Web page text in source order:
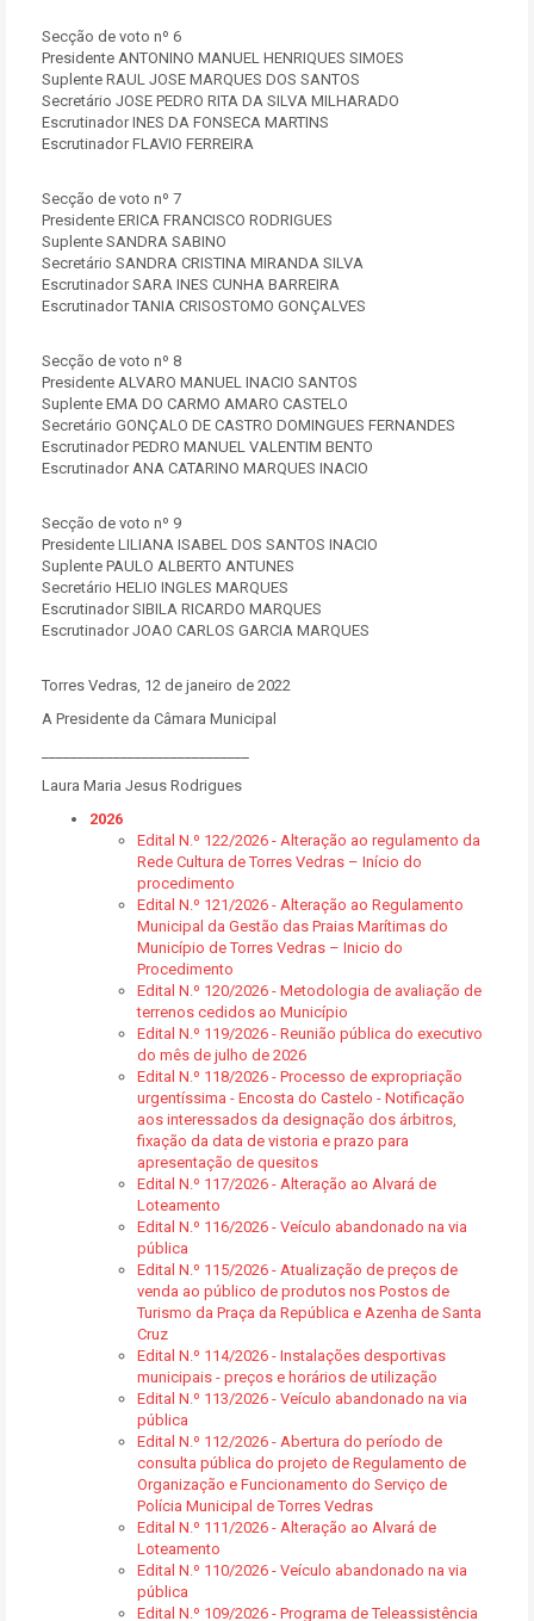
Secção de voto nº 6
Presidente ANTONINO MANUEL HENRIQUES SIMOES
Suplente RAUL JOSE MARQUES DOS SANTOS
Secretário JOSE PEDRO RITA DA SILVA MILHARADO
Escrutinador INES DA FONSECA MARTINS
Escrutinador FLAVIO FERREIRA
Secção de voto nº 7
Presidente ERICA FRANCISCO RODRIGUES
Suplente SANDRA SABINO
Secretário SANDRA CRISTINA MIRANDA SILVA
Escrutinador SARA INES CUNHA BARREIRA
Escrutinador TANIA CRISOSTOMO GONÇALVES
Secção de voto nº 8
Presidente ALVARO MANUEL INACIO SANTOS
Suplente EMA DO CARMO AMARO CASTELO
Secretário GONÇALO DE CASTRO DOMINGUES FERNANDES
Escrutinador PEDRO MANUEL VALENTIM BENTO
Escrutinador ANA CATARINO MARQUES INACIO
Secção de voto nº 9
Presidente LILIANA ISABEL DOS SANTOS INACIO
Suplente PAULO ALBERTO ANTUNES
Secretário HELIO INGLES MARQUES
Escrutinador SIBILA RICARDO MARQUES
Escrutinador JOAO CARLOS GARCIA MARQUES
Torres Vedras, 12 de janeiro de 2022
A Presidente da Câmara Municipal
Laura Maria Jesus Rodrigues
2026
Edital N.º 122/2026 - Alteração ao regulamento da
Rede Cultura de Torres Vedras – Início do
procedimento
Edital N.º 121/2026 - Alteração ao Regulamento
Municipal da Gestão das Praias Marítimas do
Município de Torres Vedras – Inicio do
Procedimento
Edital N.º 120/2026 - Metodologia de avaliação de
terrenos cedidos ao Município
Edital N.º 119/2026 - Reunião pública do executivo
do mês de julho de 2026
Edital N.º 118/2026 - Processo de expropriação
urgentíssima - Encosta do Castelo - Notificação
aos interessados da designação dos árbitros,
fixação da data de vistoria e prazo para
apresentação de quesitos
Edital N.º 117/2026 - Alteração ao Alvará de
Loteamento
Edital N.º 116/2026 - Veículo abandonado na via
pública
Edital N.º 115/2026 - Atualização de preços de
venda ao público de produtos nos Postos de
Turismo da Praça da República e Azenha de Santa
Cruz
Edital N.º 114/2026 - Instalações desportivas
municipais - preços e horários de utilização
Edital N.º 113/2026 - Veículo abandonado na via
pública
Edital N.º 112/2026 - Abertura do período de
consulta pública do projeto de Regulamento de
Organização e Funcionamento do Serviço de
Polícia Municipal de Torres Vedras
Edital N.º 111/2026 - Alteração ao Alvará de
Loteamento
Edital N.º 110/2026 - Veículo abandonado na via
pública
Edital N.º 109/2026 - Programa de Teleassistência